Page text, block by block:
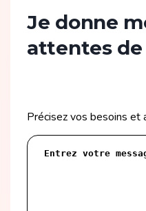
Je donne
attentes
Précisez vos besoins et